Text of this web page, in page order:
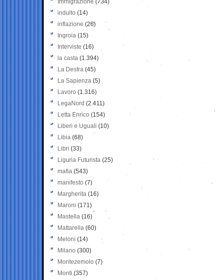
Immigrazione (734)
indulto (14)
inflazione (26)
Ingroia (15)
Interviste (16)
la casta (1.394)
La Destra (45)
La Sapienza (5)
Lavoro (1.316)
LegaNord (2.411)
Letta Enrico (154)
Liberi e Uguali (10)
Libia (68)
Libri (33)
Liguria Futurista (25)
mafia (543)
manifesto (7)
Margherita (16)
Maroni (171)
Mastella (16)
Mattarella (60)
Meloni (14)
Milano (300)
Montezemolo (7)
Monti (357)